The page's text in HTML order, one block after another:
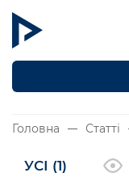
Головна Статті
УСІ (1)